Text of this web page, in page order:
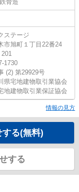
骨造
ステージ
市旭町１丁目22番24
1730
(2) 第29929号
県宅地建物取引業協会
地建物取引業保証協会
情報の見方
る(無料)
する